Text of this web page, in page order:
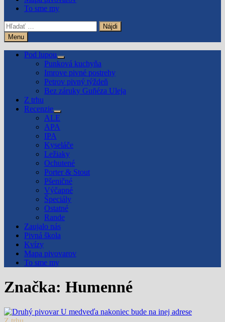
To sme my
Hľadať:
Menu
Pod lupou
Show
sub
menu
Punková kuchyňa
Imrove pivné postrehy
Petrov pivný týždeň
Bez záruky Guñéza Uleja
Z trhu
Recenzie
Show
sub
menu
ALE
APA
IPA
Kyseláče
Ležiaky
Ochutené
Porter & Stout
Pšeničné
Výčapné
Špeciály
Ostatné
Rande
Zaujalo nás
Pivná škola
Kvízy
Mapa pivovarov
To sme my
Značka: Humenné